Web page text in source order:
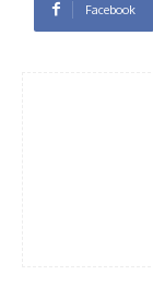
Facebook